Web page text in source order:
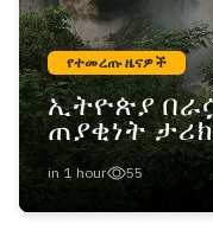
የተመረጡ ዜናዎች
ኢትዮጵያ
ጠያቂነት
in 1 hour 55